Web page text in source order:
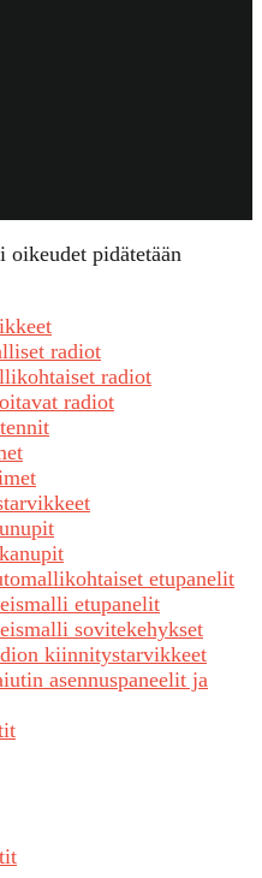
oikeudet pidätetään
radiot
radiot
radiot
etupanelit
etupanelit
sovitekehykset
kiinnitystarvikkeet
asennuspaneelit ja